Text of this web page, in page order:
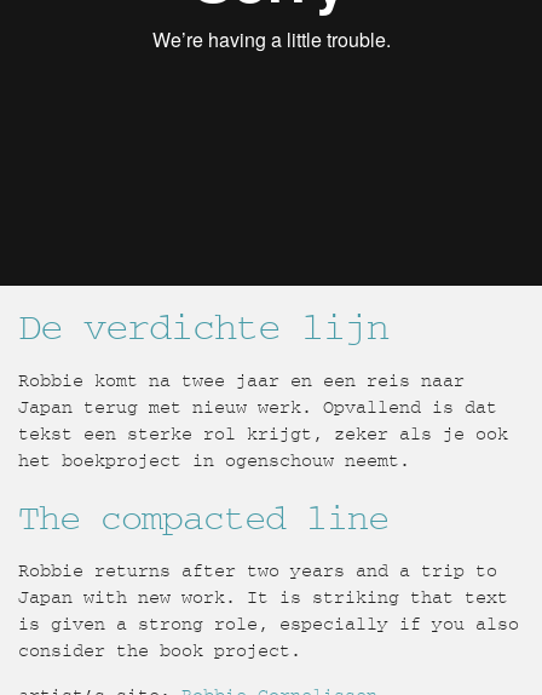
De verdichte lijn
Robbie komt na twee jaar en een reis naar
Japan terug met nieuw werk. Opvallend is dat
tekst een sterke rol krijgt, zeker als je ook
het boekproject in ogenschouw neemt.
The compacted line
Robbie returns after two years and a trip to
Japan with new work. It is striking that text
is given a strong role, especially if you also
consider the book project.